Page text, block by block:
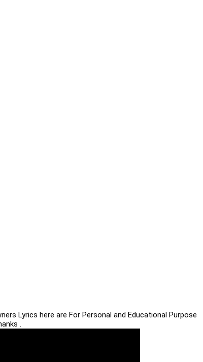
Lyrics here are For Personal and Educational Purpose
.